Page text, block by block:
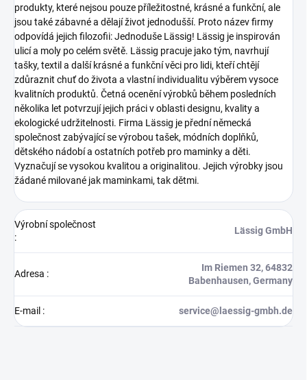
produkty, které nejsou pouze příležitostné, krásné a funkční, ale
jsou také zábavné a dělají život jednodušší. Proto název firmy
odpovídá jejich filozofii: Jednoduše Lässig! Lässig je inspirován
ulicí a moly po celém světě. Lässig pracuje jako tým, navrhují
tašky, textil a další krásné a funkční věci pro lidi, kteří chtějí
zdůraznit chuť do života a vlastní individualitu výběrem vysoce
kvalitních produktů. Četná ocenění výrobků během posledních
několika let potvrzují jejich práci v oblasti designu, kvality a
ekologické udržitelnosti. Firma Lässig je přední německá
společnost zabývající se výrobou tašek, módních doplňků,
dětského nádobí a ostatních potřeb pro maminky a děti.
Vyznačují se vysokou kvalitou a originalitou. Jejich výrobky jsou
žádané milované jak maminkami, tak dětmi.
Výrobní společnost
:
Lässig GmbH
Adresa :
Im Riemen 32, 64832
Babenhausen, Germany
E-mail : service@laessig-gmbh.de